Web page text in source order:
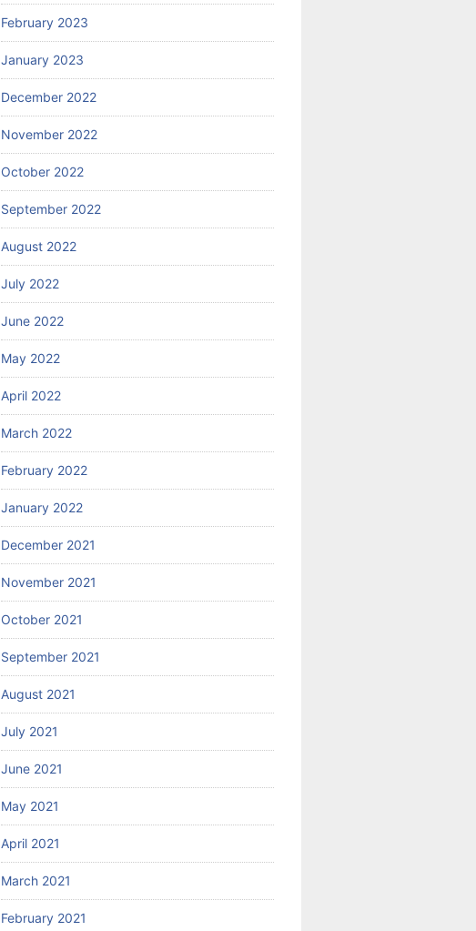
February 2023
January 2023
December 2022
November 2022
October 2022
September 2022
August 2022
July 2022
June 2022
May 2022
April 2022
March 2022
February 2022
January 2022
December 2021
November 2021
October 2021
September 2021
August 2021
July 2021
June 2021
May 2021
April 2021
March 2021
February 2021